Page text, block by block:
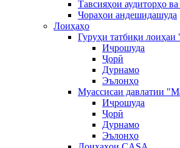
Тавсияҳои аудиторҳо
Чораҳои андешидашуда
Лоиҳаҳо
Гуруҳи татбиқи
Иҷрошуда
Ҷорӣ
Дурнамо
Эълонҳо
Муассисаи давлатии
Иҷрошуда
Ҷорӣ
Дурнамо
Эълонҳо